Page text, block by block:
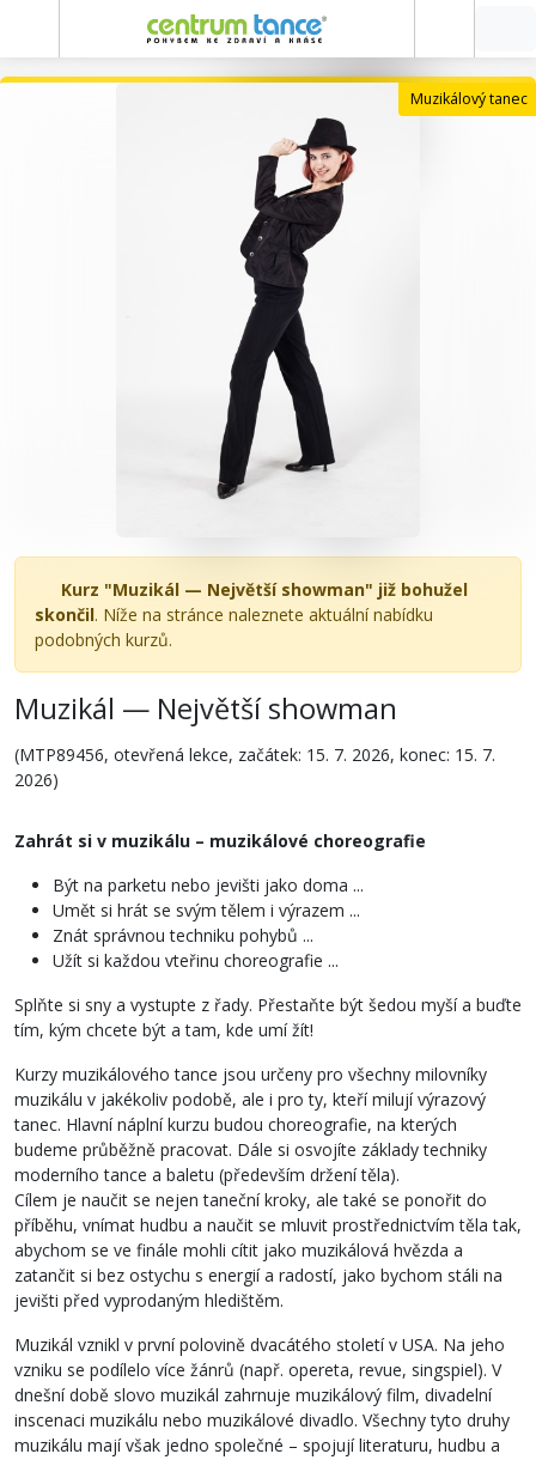
Muzikálový tanec
Kurz "Muzikál — Největší showman" již bohužel
skončil. Níže na stránce naleznete aktuální nabídku
podobných kurzů.
Muzikál — Největší showman
(MTP89456, otevřená lekce, začátek: 15. 7. 2026, konec: 15. 7.
2026)
Zahrát si v muzikálu – muzikálové choreografie
Být na parketu nebo jevišti jako doma ...
Umět si hrát se svým tělem i výrazem ...
Znát správnou techniku pohybů ...
Užít si každou vteřinu choreografie ...
Splňte si sny a vystupte z řady. Přestaňte být šedou myší a buďte
tím, kým chcete být a tam, kde umí žít!
Kurzy muzikálového tance jsou určeny pro všechny milovníky
muzikálu v jakékoliv podobě, ale i pro ty, kteří milují výrazový
tanec. Hlavní náplní kurzu budou choreografie, na kterých
budeme průběžně pracovat. Dále si osvojíte základy techniky
moderního tance a baletu (především držení těla).
Cílem je naučit se nejen taneční kroky, ale také se ponořit do
příběhu, vnímat hudbu a naučit se mluvit prostřednictvím těla tak,
abychom se ve finále mohli cítit jako muzikálová hvězda a
zatančit si bez ostychu s energií a radostí, jako bychom stáli na
jevišti před vyprodaným hledištěm.
Muzikál vznikl v první polovině dvacátého století v USA. Na jeho
vzniku se podílelo více žánrů (např. opereta, revue, singspiel). V
dnešní době slovo muzikál zahrnuje muzikálový film, divadelní
inscenaci muzikálu nebo muzikálové divadlo. Všechny tyto druhy
muzikálu mají však jedno společné – spojují literaturu, hudbu a